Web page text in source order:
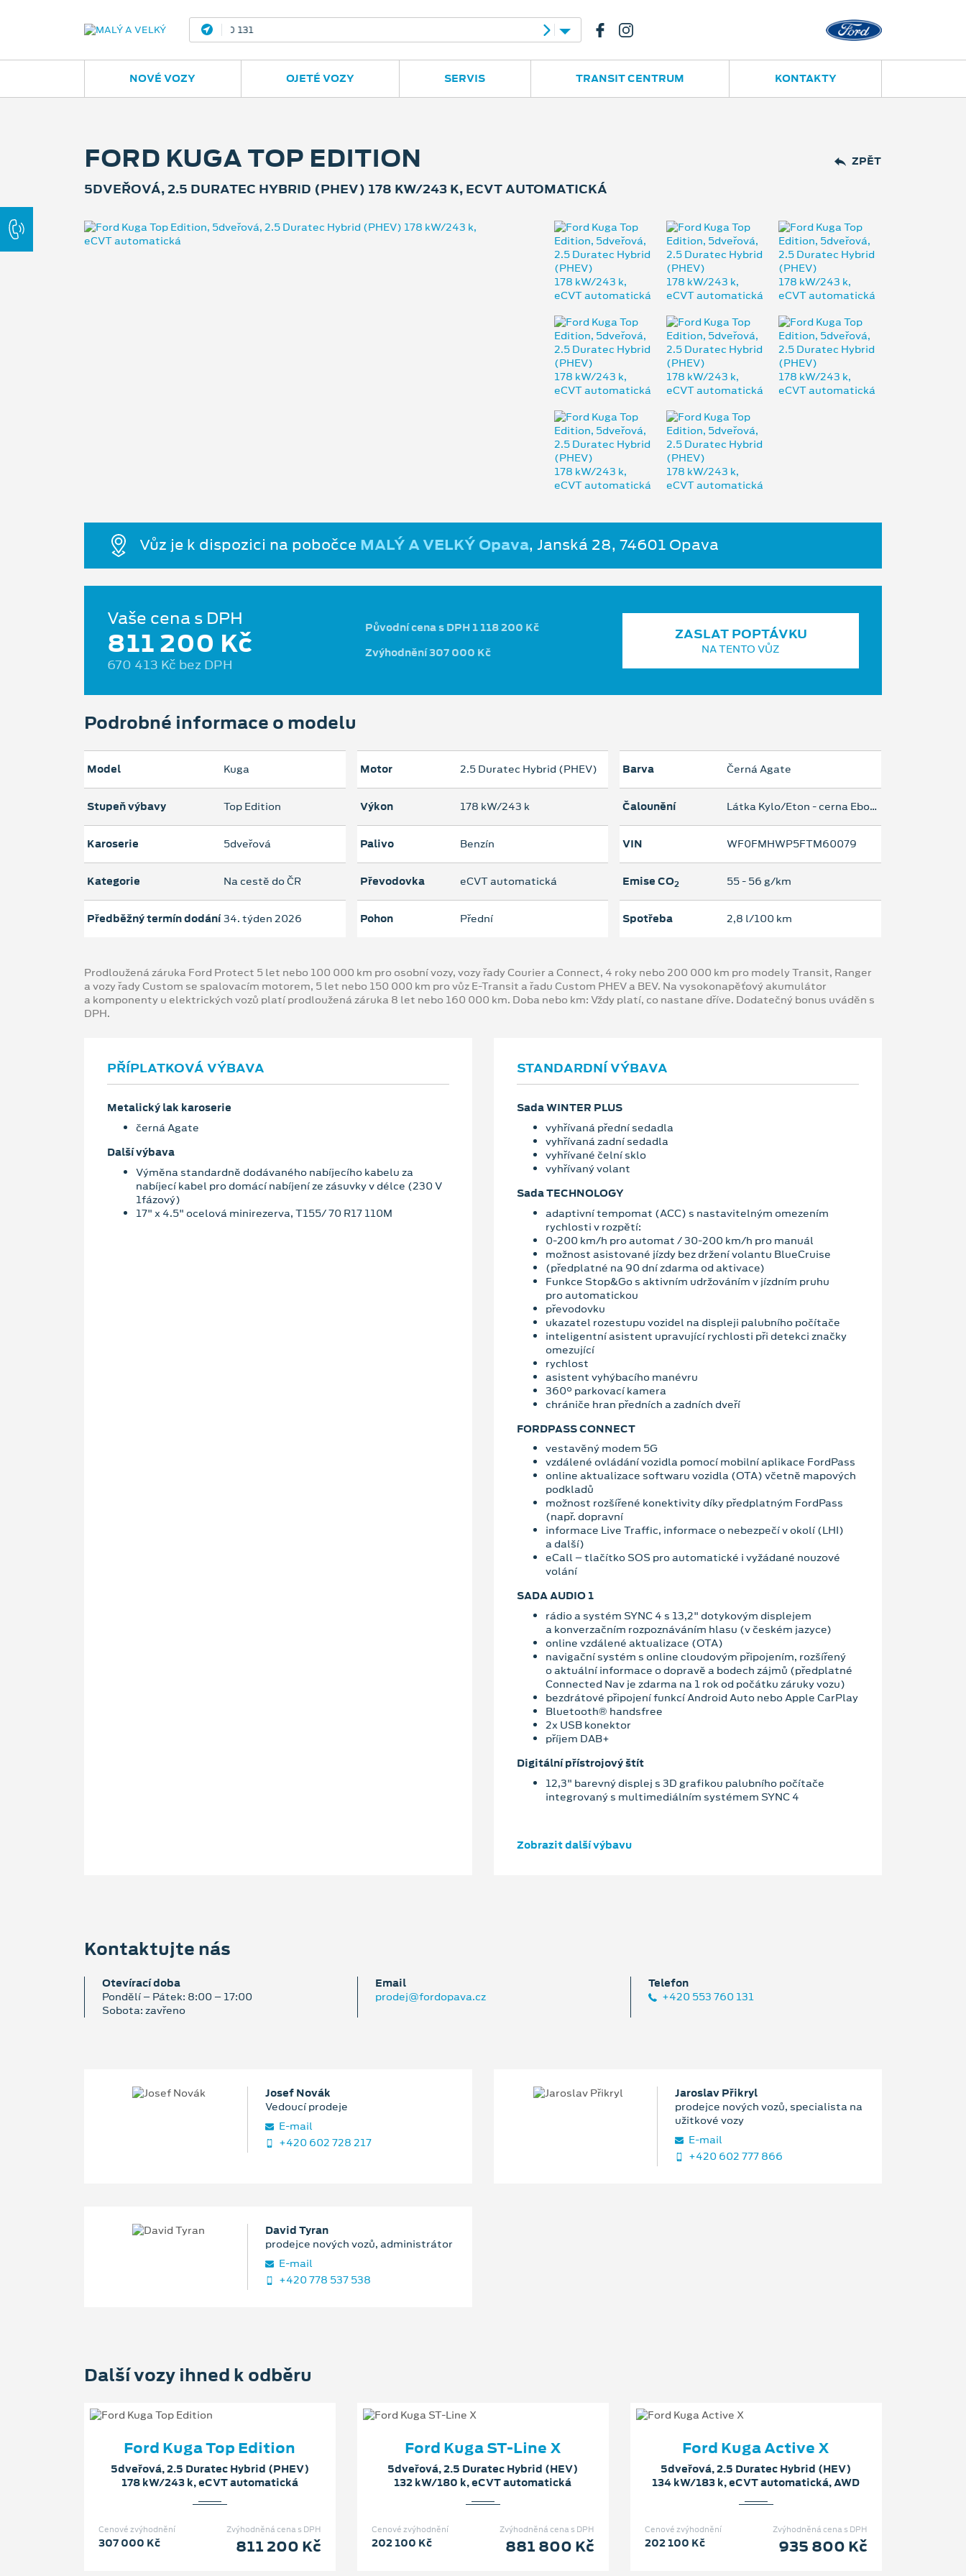
Ostrava - Vítkovice Opava
NOVÉ VOZY OJETÉ VOZY SERVIS TRANSIT CENTRUM KONTAKTY
ZPĚT
FORD KUGA TOP EDITION
5DVEŘOVÁ, 2.5 DURATEC HYBRID (PHEV) 178 KW/243 K, ECVT AUTOMATICKÁ
Vůz je k dispozici na pobočce MALÝ A VELKÝ Opava, Janská 28, 74601 Opava
Vaše cena s DPH
811 200 Kč
670 413 Kč bez DPH
Původní cena s DPH 1 118 200 Kč
Zvýhodnění 307 000 Kč
ZASLAT POPTÁVKU
NA TENTO VŮZ
Podrobné informace o modelu
Model Kuga
Stupeň výbavy Top Edition
Karoserie 5dveřová
Kategorie Na cestě do ČR
Předběžný termín dodání 34. týden 2026
Motor 2.5 Duratec Hybrid (PHEV)
Výkon 178 kW/243 k
Palivo Benzín
Převodovka eCVT automatická
Pohon Přední
Barva Černá Agate
Čalounění Látka Kylo/Eton - cerna Ebony
VIN WF0FMHWP5FTM60079
Emise CO2 55 ‐ 56 g/km
Spotřeba 2,8 l/100 km
Prodloužená záruka Ford Protect 5 let nebo 100 000 km pro osobní vozy, vozy řady Courier a Connect, 4 roky nebo 200 000 km pro modely Transit, Ranger
a vozy řady Custom se spalovacím motorem, 5 let nebo 150 000 km pro vůz E-Transit a řadu Custom PHEV a BEV. Na vysokonapěťový akumulátor
a komponenty u elektrických vozů platí prodloužená záruka 8 let nebo 160 000 km. Doba nebo km: Vždy platí, co nastane dříve. Dodatečný bonus uváděn s
DPH.
PŘÍPLATKOVÁ VÝBAVA
Metalický lak karoserie
černá Agate
Další výbava
Výměna standardně dodávaného nabíjecího kabelu za
nabíjecí kabel pro domácí nabíjení ze zásuvky v délce (230 V
1fázový)
17" x 4.5" ocelová minirezerva, T155/ 70 R17 110M
STANDARDNÍ VÝBAVA
Sada WINTER PLUS
vyhřívaná přední sedadla
vyhřívaná zadní sedadla
vyhřívané čelní sklo
vyhřívaný volant
Sada TECHNOLOGY
adaptivní tempomat (ACC) s nastavitelným omezením
rychlosti v rozpětí:
0-200 km/h pro automat / 30-200 km/h pro manuál
možnost asistované jízdy bez držení volantu BlueCruise
(předplatné na 90 dní zdarma od aktivace)
Funkce Stop&Go s aktivním udržováním v jízdním pruhu
pro automatickou
převodovku
ukazatel rozestupu vozidel na displeji palubního počítače
inteligentní asistent upravující rychlosti při detekci značky
omezující
rychlost
asistent vyhýbacího manévru
360° parkovací kamera
chrániče hran předních a zadních dveří
FORDPASS CONNECT
vestavěný modem 5G
vzdálené ovládání vozidla pomocí mobilní aplikace FordPass
online aktualizace softwaru vozidla (OTA) včetně mapových
podkladů
možnost rozšířené konektivity díky předplatným FordPass
(např. dopravní
informace Live Traffic, informace o nebezpečí v okolí (LHI)
a další)
eCall – tlačítko SOS pro automatické i vyžádané nouzové
volání
SADA AUDIO 1
rádio a systém SYNC 4 s 13,2" dotykovým displejem
a konverzačním rozpoznáváním hlasu (v českém jazyce)
online vzdálené aktualizace (OTA)
navigační systém s online cloudovým připojením, rozšířený
o aktuální informace o dopravě a bodech zájmů (předplatné
Connected Nav je zdarma na 1 rok od počátku záruky vozu)
bezdrátové připojení funkcí Android Auto nebo Apple CarPlay
Bluetooth® handsfree
2x USB konektor
příjem DAB+
Digitální přístrojový štít
12,3" barevný displej s 3D grafikou palubního počítače
integrovaný s multimediálním systémem SYNC 4
Zobrazit další výbavu
Kontaktujte nás
Otevírací doba
Pondělí – Pátek: 8:00 – 17:00
Sobota: zavřeno
Email
prodej@fordopava.cz
Telefon
+420 553 760 131
Josef Novák
Vedoucí prodeje
E‑mail
+420 602 728 217
Jaroslav Přikryl
prodejce nových vozů, specialista na
užitkové vozy
E‑mail
+420 602 777 866
David Tyran
prodejce nových vozů, administrátor
E‑mail
+420 778 537 538
Další vozy ihned k odběru
Ford Kuga Top Edition
5dveřová, 2.5 Duratec Hybrid (PHEV)
178 kW/243 k, eCVT automatická
Zvýhodněná cena s DPH
811 200 Kč
Cenové zvýhodnění
307 000 Kč
Ford Kuga ST-Line X
5dveřová, 2.5 Duratec Hybrid (HEV)
132 kW/180 k, eCVT automatická
Zvýhodněná cena s DPH
881 800 Kč
Cenové zvýhodnění
202 100 Kč
Ford Kuga Active X
5dveřová, 2.5 Duratec Hybrid (HEV)
134 kW/183 k, eCVT automatická, AWD
Zvýhodněná cena s DPH
935 800 Kč
Cenové zvýhodnění
202 100 Kč